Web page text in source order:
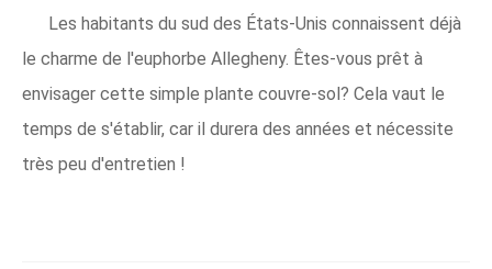
Les habitants du sud des États-Unis connaissent déjà
le charme de l'euphorbe Allegheny. Êtes-vous prêt à
envisager cette simple plante couvre-sol? Cela vaut le
temps de s'établir, car il durera des années et nécessite
très peu d'entretien !